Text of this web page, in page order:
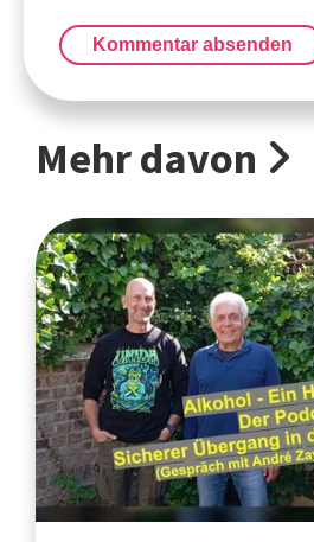
Kommentar absenden
Mehr davon